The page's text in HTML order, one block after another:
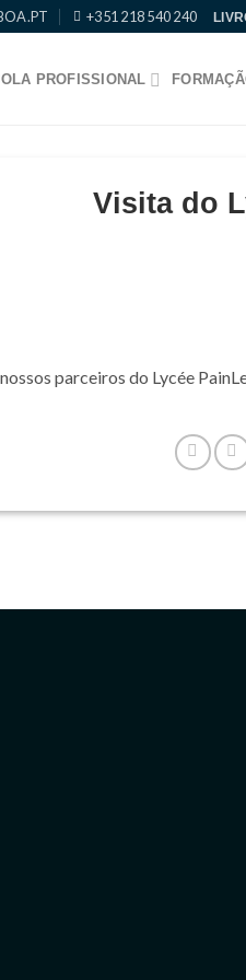
+351 218 540 240
PROFISSIONAL
Visita do
parceiros do Lycée